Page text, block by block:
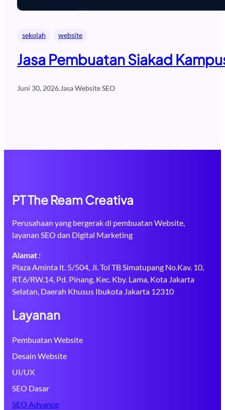
sekolah website
Jasa Pembuatan Siakad
Juni 30, 2026.Jasa Website SEO
PT The Ream Creativa
Perusahaan yang bergerak di pembuatan Website,
layanan SEO dan Digital Marketing
Alamat :
Plaza Aminta lt. 5/504, Jl. Tol TB Simatupang No.Kav. 10,
RT.6/RW.14, Pd. Pinang, Kec. Kby. Lama, Kota Jakarta
Selatan, Daerah Khusus Ibukota Jakarta 12310
Layanan
Pembuatan Website
Desain Website
UI/UX
SEO Dasar
SEO Advance